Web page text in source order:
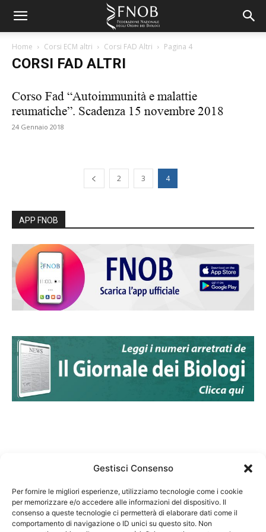
Gestisci Consenso
Per fornire le migliori esperienze, utilizziamo tecnologie come i cookie
per memorizzare e/o accedere alle informazioni del dispositivo. Il
consenso a queste tecnologie ci permetterà di elaborare dati come il
comportamento di navigazione o ID unici su questo sito. Non
Home Corsi ECM altri Corsi FAD Altri Pagina 4
CORSI FAD ALTRI
Corso Fad “Autoimmunità e malattie
reumatiche”. Scadenza 15 novembre 2018
24 Gennaio 2018
2 3 4
APP FNOB
Federazione Nazionale Degli Ordini dei Biologi:
codice fiscale 80069130583